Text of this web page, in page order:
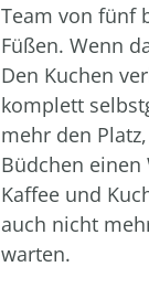
Team von fünf
Füßen. Wenn
Den Kuchen
komplett
mehr den
Büdchen
Kaffee und
auch nicht
warten.